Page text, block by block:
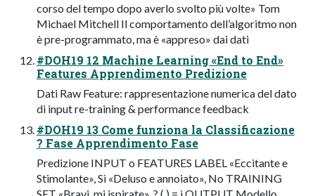
corso del tempo dopo averlo svolto più volte» Tom
Michael Mitchell Il comportamento dell’algoritmo non
è pre-programmato, ma è «appreso» dai dati
#DOH19 12 Machine Learning «End to End»
Features Apprendimento Predizione
Dati Raw Feature: rappresentazione numerica del dato
di input re-training & performance feedback
#DOH19 13 Come funziona la Classificazione
? Fase Apprendimento Fase
Predizione INPUT o FEATURES LABEL «Eccitante e
Stimolante», Sì «Deluso e annoiato», No TRAINING